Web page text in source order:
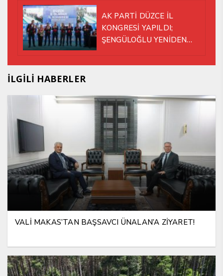
AK PARTİ DÜZCE İL
KONGRESİ YAPILDI;
ŞENGÜLOĞLU YENİDEN
İLGİLİ HABERLER
VALİ MAKAS’TAN BAŞSAVCI ÜNALAN’A ZİYARET!